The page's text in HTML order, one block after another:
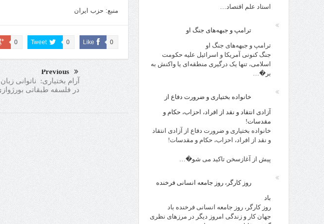
منبع: حزب ایران
Like 0
Tweet 0
0
Previous
آرام بختیاری: ناتوانی
در فلسفه طبقاتی
استاد علم اقتصاد…
ترامپ و جبهه‌های جنگ او
ترامپ و جبهه‌های جنگ او
جنگ کنونی آمریکا و اسرائیل علیه حکومت
اسلامی، تنها یک درگیری منطقه‌ای یا واکنش به
بر�…
خانواده بختیاری و ضرورت دفاع از
آزادی انتقاد و نقد از افراد، احزاب، حکام و
مقدسات!
خانواده بختیاری و ضرورت دفاع از آزادی انتقاد
و نقد از افراد، احزاب، حکام و مقدسات!
پیش از آغازسخن تاکید می شو�…
روز کارگر، روز جامعه انسانی فرخنده
باد
روز کارگر، روز جامعه انسانی فرخنده باد
جهان کار و زندگی امروز دیگر در مرزهای نظری